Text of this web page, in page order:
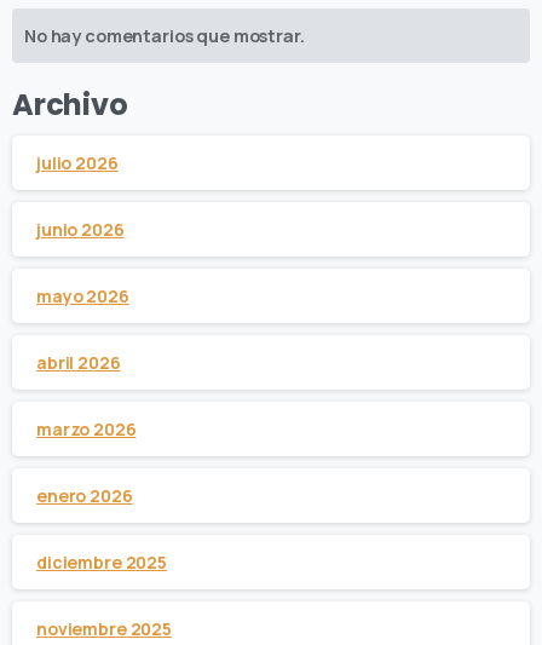
No hay comentarios que mostrar.
Archivo
julio 2026
junio 2026
mayo 2026
abril 2026
marzo 2026
enero 2026
diciembre 2025
noviembre 2025